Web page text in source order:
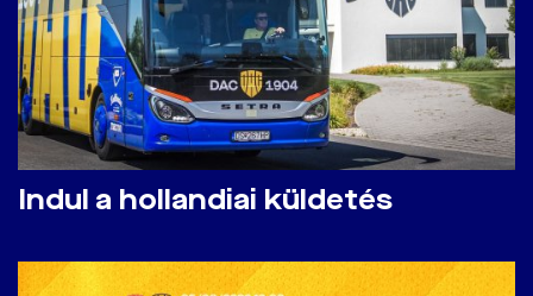
Indul a hollandiai küldetés